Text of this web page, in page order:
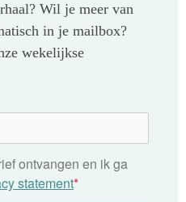
Wil je meer van
in je mailbox?
wekelijkse
ontvangen en ik ga
statement*